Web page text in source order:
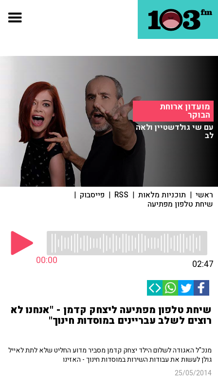
מועדון ארוחת
הבוקר
עם שי גולדשטיין ולאה
לב
ראשי | תוכניות מלאות |
RSS
| פייסבוק |
שיחת טלפון מפתיעה
00:00 02:47
שיחת טלפון מפתיעה ליצחק קדמן - "אנחנו לא
רוצים לשלב עבריינים במוסדות חינוך"
מנכ"ל האגודה לשלום הילד יצחק קדמן מסביר מדוע החליט שלא לתת לאייל
גולן לעשות את עבודות השירות במוסדות חינוך - האזינו
25/05/2014